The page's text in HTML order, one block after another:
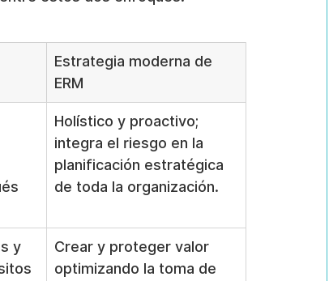
Estrategia moderna de
ERM
Holístico y proactivo;
integra el riesgo en la
planificación estratégica
de toda la organización.
y
Crear y proteger valor
optimizando la toma de